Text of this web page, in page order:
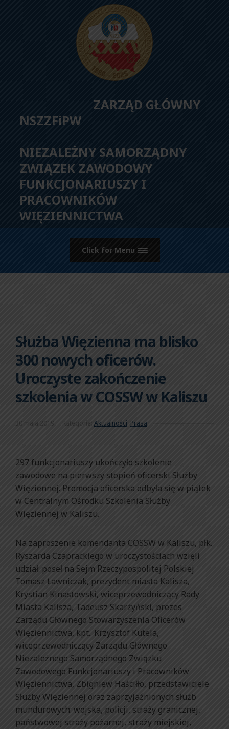
ZARZĄD GŁÓWNY
NSZZFiPW
NIEZALEŻNY SAMORZĄDNY
ZWIĄZEK ZAWODOWY
FUNKCJONARIUSZY I
PRACOWNIKÓW
WIĘZIENNICTWA
Click for Menu
Służba Więzienna ma blisko
300 nowych oficerów.
Uroczyste zakończenie
szkolenia w COSSW w Kaliszu
30 maja 2019 Kategorie: Aktualności Prasa
297 funkcjonariuszy ukończyło szkolenie
zawodowe na pierwszy stopień oficerski Służby
Więziennej. Promocja oficerska odbyła się w piątek
w Centralnym Ośrodku Szkolenia Służby
Więziennej w Kaliszu.
Na zaproszenie komendanta COSSW w Kaliszu, płk.
Ryszarda Czaprackiego w uroczystościach wzięli
udział: poseł na Sejm Rzeczypospolitej Polskiej
Tomasz Ławniczak, prezydent miasta Kalisza,
Krystian Kinastowski, wiceprzewodniczący Rady
Miasta Kalisza, Tadeusz Skarżyński, prezes
Zarządu Głównego Stowarzyszenia Oficerów
Więziennictwa, kpt.. Krzysztof Kutela,
wiceprzewodniczący Zarządu Głównego
Niezależnego Samorządnego Związku
Zawodowego Funkcjonariuszy i Pracowników
Więziennictwa, Zbigniew Haściłło, przedstawiciele
Służby Więziennej oraz zaprzyjaźnionych służb
mundurowych: wojska, policji, straży granicznej,
państwowej straży pożarnej, straży miejskiej,